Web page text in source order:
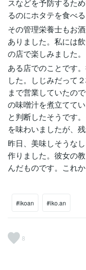
スなどを予防するた
るのにホタテを食べ
その管理栄養士もお
ありました。私には
の店で楽しみました。
ある店でのことです
した。しじみだって
まで営業していたの
の味噌汁を煮立てて
と判断したそうです
を味わいましたが、
昨日、美味しそうな
作りました。彼女の
んだものです。これか
#ikoan #iko.an
8